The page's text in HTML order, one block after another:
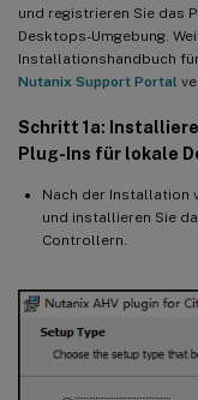
und registrieren Sie das
Desktops-Umgebung.
Installationshandbuch
Nutanix Support Portal
Schritt 1a:
Plug-Ins für lokale
Nach der Installation
und installieren Sie
Controllern.